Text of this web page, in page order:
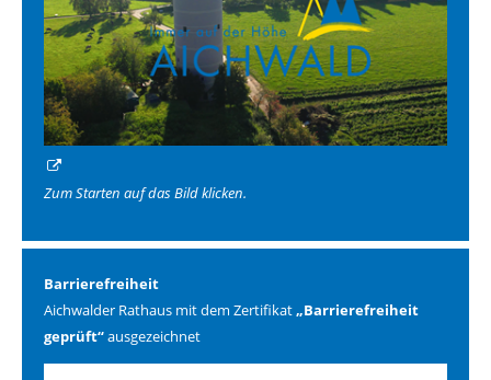
Zum Starten auf das Bild klicken.
Barrierefreiheit
Aichwalder Rathaus mit dem Zertifikat„Barrierefreiheit
geprüft“ausgezeichnet